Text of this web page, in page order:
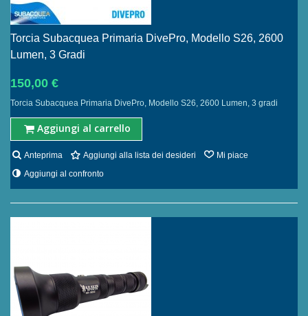
Torcia Subacquea Primaria DivePro, Modello S26, 2600
Lumen, 3 Gradi
150,00 €
Torcia Subacquea Primaria DivePro, Modello S26, 2600 Lumen, 3 gradi
Aggiungi al carrello
Anteprima Aggiungi alla lista dei desideri
Mi piace
Aggiungi al confronto